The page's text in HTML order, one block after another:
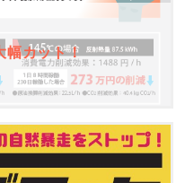
幅カット！